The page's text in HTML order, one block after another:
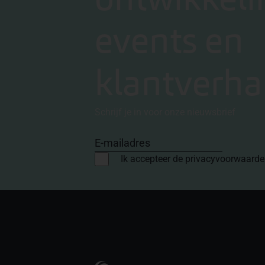
E-mailadres
Ik accepteer de